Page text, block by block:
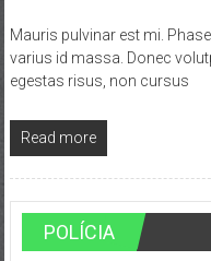
Mauris pulvinar est mi.
varius id massa. Donec
egestas risus, non cursus
Read more
POLÍCIA